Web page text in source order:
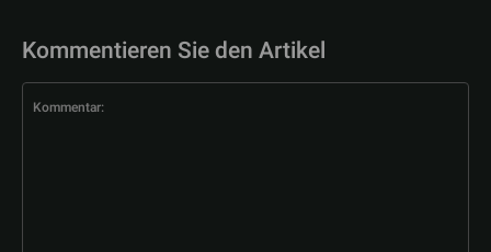
Kommentieren Sie den Artikel